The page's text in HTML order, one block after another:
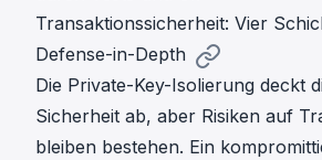
Transaktionssicherheit: Vier
Defense-in-Depth
Die Private-Key-Isolierung deckt
Sicherheit ab, aber Risiken auf
bleiben bestehen. Ein